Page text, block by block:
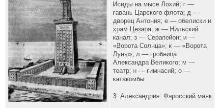
Исиды на мысе Лохий; г —
гавань Царского флота; д —
дворец Антония; е — обелиски и
храм Цезаря; ж — Нильский
канал; з — Серапейон; и —
«Ворота Солнца»; к — «Ворота
Луны»; л — гробница
Александра Великого; м —
театр; н — гимнасий; о —
катакомбы
3. Александрия. Фаросский маяк